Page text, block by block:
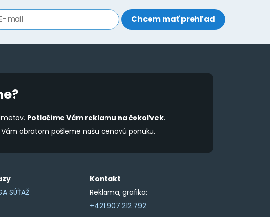
be
be
chosen
page
Potlačíme Vám reklamu na čokoľvek.
obratom pošleme našu cenovú ponuku.
SÚŤAŽ
Kontakt
Reklama, grafika:
+421 907 212 792